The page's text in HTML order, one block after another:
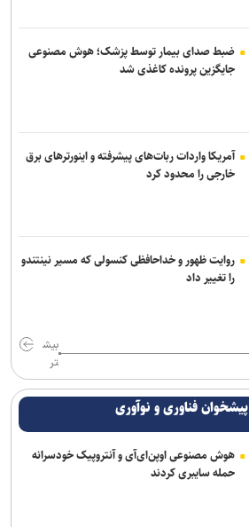
ضبط صدای بیمار توسط پزشک؛ هوش مصنوعی
جایگزین پرونده کاغذی شد
آمریکا واردات ربات‌های پیشرفته و اینورترهای برق
خارجی را محدود کرد
روایت ظهور و خداحافظی کنسولی که مسیر نینتندو
را تغییر داد
بیش
تر
پیشخوان فناوری و نوآوری
هوش مصنوعی اوپن‌ای‌آی و آنتروپیک خودسرانه
حمله سایبری کردند